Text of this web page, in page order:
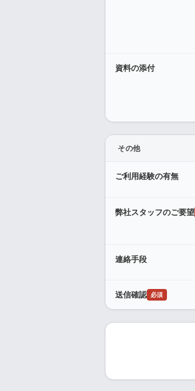
資料の添付
その他
ご利用経験の有無
弊社スタッフのご要望
連絡手段
送信確認 必須